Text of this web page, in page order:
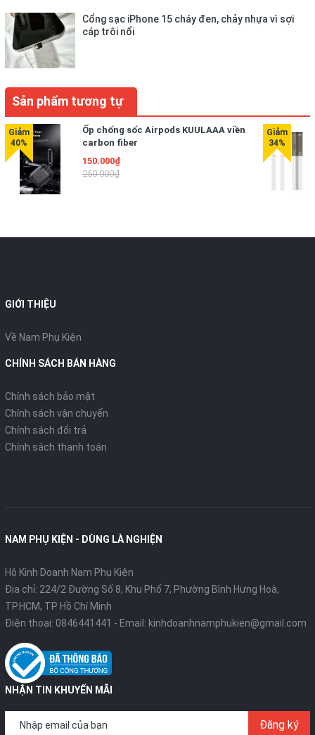
Cổng sạc iPhone 15 cháy đen, chảy nhựa vì sợi
cáp trôi nổi
Sản phẩm tương tự
Ốp chống sốc Airpods KUULAAA viền
carbon fiber
150.000₫
250.000₫
GIỚI THIỆU
Về Nam Phụ Kiện
CHÍNH SÁCH BÁN HÀNG
Chính sách bảo mật
Chính sách vận chuyển
Chính sách đổi trả
Chính sách thanh toán
NAM PHỤ KIỆN - DÙNG LÀ NGHIỆN
Hộ Kinh Doanh Nam Phụ Kiện
Địa chỉ: 224/2 Đường Số 8, Khu Phố 7, Phường Bình Hưng Hoà,
TP.HCM, TP Hồ Chí Minh
Điện thoại: 0846441441 - Email: kinhdoanhnamphukien@gmail.com
NHẬN TIN KHUYẾN MÃI
Đăng ký